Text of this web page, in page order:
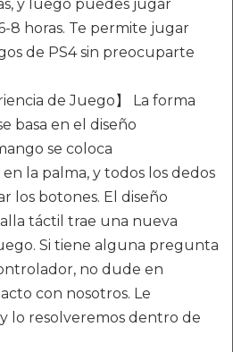
y luego puedes jugar
8 horas. Te permite jugar
de PS4 sin preocuparte
de Juego】 La forma
basa en el diseño
se coloca
la palma, y todos los dedos
los botones. El diseño
táctil trae una nueva
Si tiene alguna pregunta
no dude en
con nosotros. Le
lo resolveremos dentro de